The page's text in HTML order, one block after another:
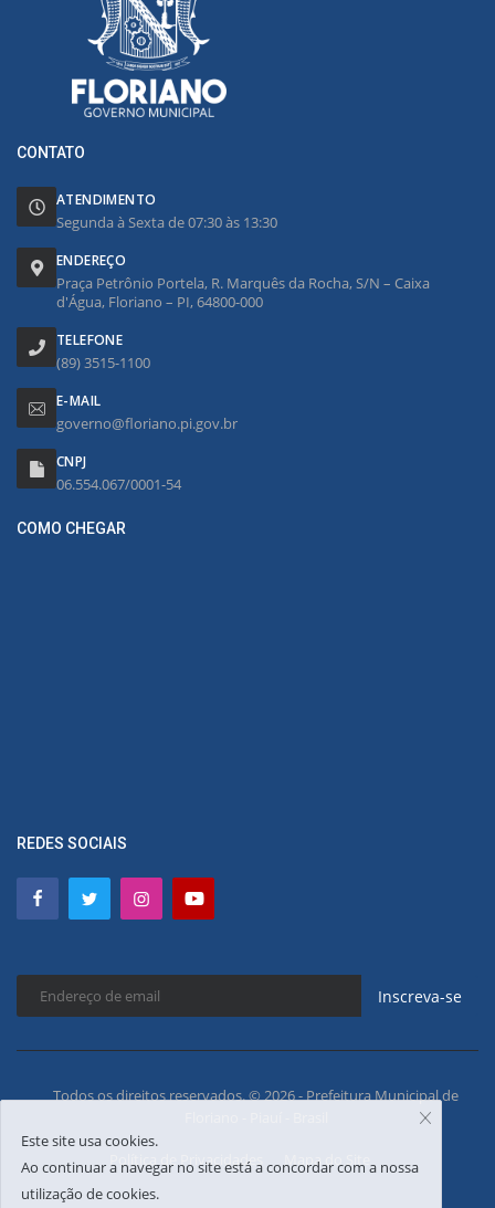
CONTATO
ATENDIMENTO
Segunda à Sexta de 07:30 às 13:30
ENDEREÇO
Praça Petrônio Portela, R. Marquês da Rocha, S/N – Caixa
d'Água, Floriano – PI, 64800-000
TELEFONE
(89) 3515-1100
E-MAIL
governo@floriano.pi.gov.br
CNPJ
06.554.067/0001-54
COMO CHEGAR
REDES SOCIAIS
Inscreva-se
Todos os direitos reservados. © 2026 - Prefeitura Municipal de
Política de Privacidades Mapa do Site
Este site usa cookies.
Ao continuar a navegar no site está a concordar com a nossa
utilização de cookies.